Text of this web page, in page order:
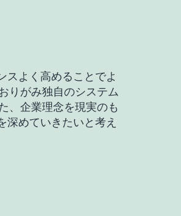
スよく高めることでよ
りがみ独自のシステム
、企業理念を現実のも
めていきたいと考え